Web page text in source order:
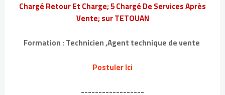
Chargé Retour Et Charge; 5 Chargé De Services Après
Vente; sur TETOUAN
Formation : Technicien ,Agent technique de vente
Postuler Ici
------------------